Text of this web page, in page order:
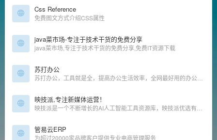
Css Reference
免费图文方式介绍CSS属性
java菜市场-专注于技术干货的免费分享
java菜市场,专注于技术干货的免费分享,免费IT资源下载
苏打办公
映技派,专注新媒体运营！
管易云ERP
为超过20000家品牌客户提供专业电商管理服务